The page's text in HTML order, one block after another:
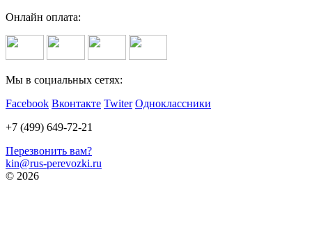
Онлайн оплата:
Мы в социальных сетях:
Facebook Вконтакте Twiter Одноклассники
+7 (499) 649-72-21
Перезвонить вам?
kin@rus-perevozki.ru
© 2026